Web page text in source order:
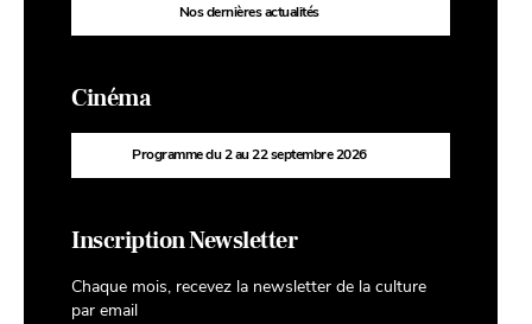
Nos dernières actualités
Cinéma
Programme du 2 au 22 septembre 2026
Inscription Newsletter
Chaque mois, recevez la newsletter de la culture
par email